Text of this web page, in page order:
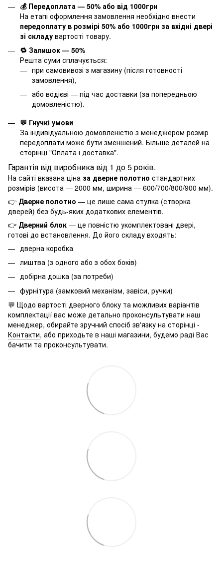
💰 Передоплата — 50% або від 1000грн
На етапі оформлення замовлення необхідно внести
передоплату в розмірі 50% або 1000грн за вхідні двері
зі складу вартості товару.
🔁 Залишок — 50%
Решта суми сплачується:
при самовивозі з магазину (після готовності
замовлення),
або водієві — під час доставки (за попередньою
домовленістю).
💬 Гнучкі умови
За індивідуальною домовленістю з менеджером розмір
передоплати може бути зменшений. Більше деталей на
сторінці "Оплата і доставка".
Гарантія від виробника від 1 до 5 років.
На сайті вказана ціна за дверне полотно стандартних
розмірів (висота — 2000 мм, ширина — 600/700/800/900 мм).
👉 Дверне полотно — це лише сама стулка (створка
дверей) без будь-яких додаткових елементів.
👉 Дверний блок — це повністю укомплектовані двері,
готові до встановлення. До його складу входять:
дверна коробка
лиштва (з одного або з обох боків)
добірна дошка (за потреби)
фурнітура (замковий механізм, завіси, ручки)
💬 Щодо вартості дверного блоку та можливих варіантів
комплектації вас може детально проконсультувати наш
менеджер, обирайте зручний спосіб зв'язку на сторінці -
Контакти, або приходьте в наші магазини, будемо раді Вас
бачити та проконсультувати.